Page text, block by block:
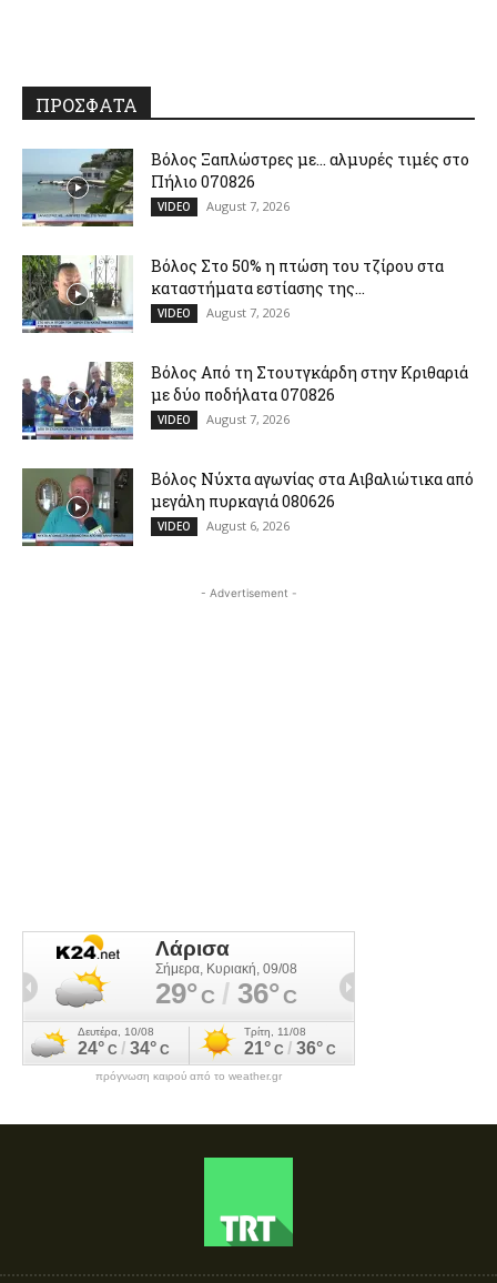
ΠΡΟΣΦΑΤΑ
Βόλος Ξαπλώστρες με… αλμυρές τιμές στο
Πήλιο 070826
VIDEO August 7, 2026
Βόλος Στο 50% η πτώση του τζίρου στα
καταστήματα εστίασης της...
VIDEO August 7, 2026
Βόλος Από τη Στουτγκάρδη στην Κριθαριά
με δύο ποδήλατα 070826
VIDEO August 7, 2026
Βόλος Νύχτα αγωνίας στα Αιβαλιώτικα από
μεγάλη πυρκαγιά 080626
VIDEO August 6, 2026
- Advertisement -
πρόγνωση καιρού από το weather.gr